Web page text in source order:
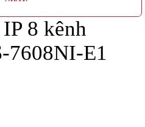
8 kênh
7608NI-E1